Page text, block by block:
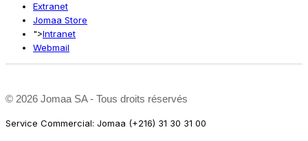
Extranet
Jomaa Store
">Intranet
Webmail
© 2026 Jomaa SA - Tous droits réservés
Service Commercial: Jomaa (+216) 31 30 31 00